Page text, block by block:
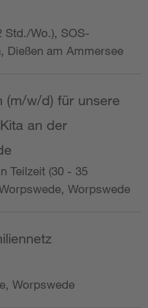
Std./Wo.), SOS-
Dießen am Ammersee
(m/w/d) für unsere
an der
Teilzeit (30 - 35
Worpswede
Worpswede